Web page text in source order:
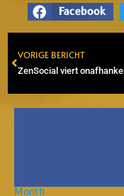
Facebook
Prev
VORIGE BERICHT